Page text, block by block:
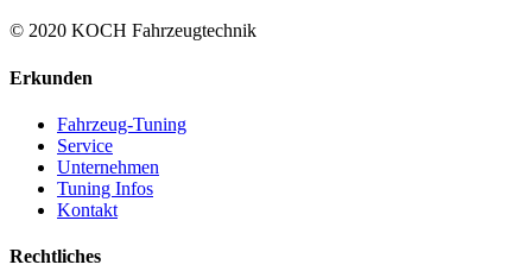
© 2020 KOCH Fahrzeugtechnik
Erkunden
Fahrzeug-Tuning
Service
Unternehmen
Tuning Infos
Kontakt
Rechtliches